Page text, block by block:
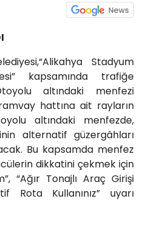
Stadyum
kapsamında trafiğe
altındaki menfezi
hattına ait rayların
altındaki menfezde,
alternatif güzergâhları
Bu kapsamda menfez
dikkatini çekmek için
“Ağır Tonajlı Araç Girişi
Rota Kullanınız” uyarı